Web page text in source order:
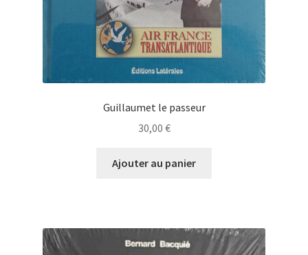
Guillaumet le passeur
30,00 €
Ajouter au panier